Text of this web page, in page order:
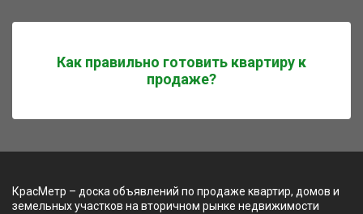
Как правильно готовить квартиру к
продаже?
КрасМетр – доска объявлений по продаже квартир, домов и
земельных участков на вторичном рынке недвижимости